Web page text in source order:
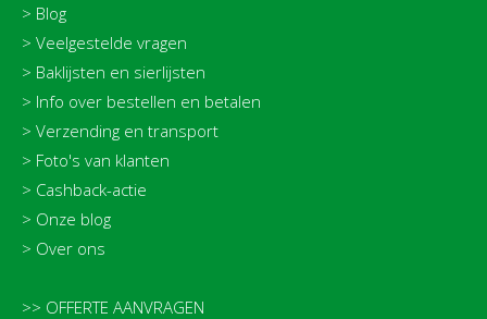
> Blog
> Veelgestelde vragen
> Baklijsten en sierlijsten
> Info over bestellen en betalen
> Verzending en transport
> Foto's van klanten
> Cashback-actie
> Onze blog
> Over ons
>> OFFERTE AANVRAGEN